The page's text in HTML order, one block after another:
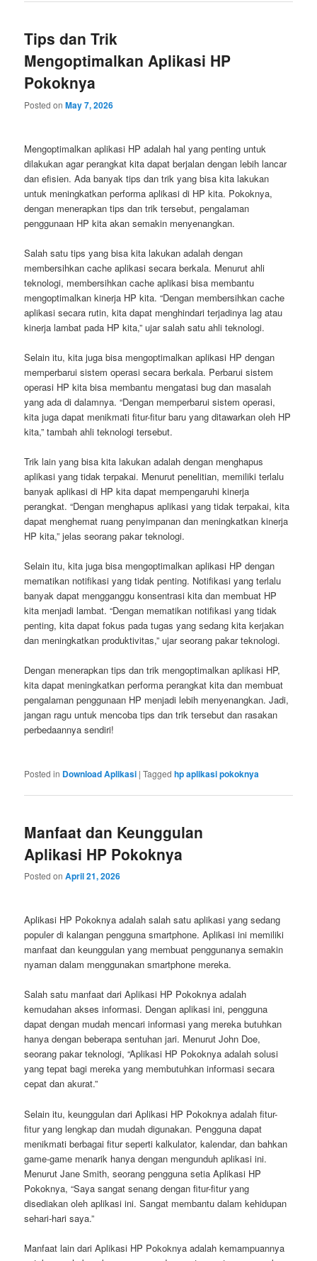
Tips dan Trik
Mengoptimalkan Aplikasi HP
Pokoknya
Posted onMay 7, 2026
Mengoptimalkan aplikasi HP adalah hal yang penting untuk
dilakukan agar perangkat kita dapat berjalan dengan lebih lancar
dan efisien. Ada banyak tips dan trik yang bisa kita lakukan
untuk meningkatkan performa aplikasi di HP kita. Pokoknya,
dengan menerapkan tips dan trik tersebut, pengalaman
penggunaan HP kita akan semakin menyenangkan.
Salah satu tips yang bisa kita lakukan adalah dengan
membersihkan cache aplikasi secara berkala. Menurut ahli
teknologi, membersihkan cache aplikasi bisa membantu
mengoptimalkan kinerja HP kita. “Dengan membersihkan cache
aplikasi secara rutin, kita dapat menghindari terjadinya lag atau
kinerja lambat pada HP kita,” ujar salah satu ahli teknologi.
Selain itu, kita juga bisa mengoptimalkan aplikasi HP dengan
memperbarui sistem operasi secara berkala. Perbarui sistem
operasi HP kita bisa membantu mengatasi bug dan masalah
yang ada di dalamnya. “Dengan memperbarui sistem operasi,
kita juga dapat menikmati fitur-fitur baru yang ditawarkan oleh HP
kita,” tambah ahli teknologi tersebut.
Trik lain yang bisa kita lakukan adalah dengan menghapus
aplikasi yang tidak terpakai. Menurut penelitian, memiliki terlalu
banyak aplikasi di HP kita dapat mempengaruhi kinerja
perangkat. “Dengan menghapus aplikasi yang tidak terpakai, kita
dapat menghemat ruang penyimpanan dan meningkatkan kinerja
HP kita,” jelas seorang pakar teknologi.
Selain itu, kita juga bisa mengoptimalkan aplikasi HP dengan
mematikan notifikasi yang tidak penting. Notifikasi yang terlalu
banyak dapat mengganggu konsentrasi kita dan membuat HP
kita menjadi lambat. “Dengan mematikan notifikasi yang tidak
penting, kita dapat fokus pada tugas yang sedang kita kerjakan
dan meningkatkan produktivitas,” ujar seorang pakar teknologi.
Dengan menerapkan tips dan trik mengoptimalkan aplikasi HP,
kita dapat meningkatkan performa perangkat kita dan membuat
pengalaman penggunaan HP menjadi lebih menyenangkan. Jadi,
jangan ragu untuk mencoba tips dan trik tersebut dan rasakan
perbedaannya sendiri!
Posted in Download Aplikasi |Tagged hp aplikasi pokoknya
Manfaat dan Keunggulan
Aplikasi HP Pokoknya
Posted onApril 21, 2026
Aplikasi HP Pokoknya adalah salah satu aplikasi yang sedang
populer di kalangan pengguna smartphone. Aplikasi ini memiliki
manfaat dan keunggulan yang membuat penggunanya semakin
nyaman dalam menggunakan smartphone mereka.
Salah satu manfaat dari Aplikasi HP Pokoknya adalah
kemudahan akses informasi. Dengan aplikasi ini, pengguna
dapat dengan mudah mencari informasi yang mereka butuhkan
hanya dengan beberapa sentuhan jari. Menurut John Doe,
seorang pakar teknologi, “Aplikasi HP Pokoknya adalah solusi
yang tepat bagi mereka yang membutuhkan informasi secara
cepat dan akurat.”
Selain itu, keunggulan dari Aplikasi HP Pokoknya adalah fitur-
fitur yang lengkap dan mudah digunakan. Pengguna dapat
menikmati berbagai fitur seperti kalkulator, kalendar, dan bahkan
game-game menarik hanya dengan mengunduh aplikasi ini.
Menurut Jane Smith, seorang pengguna setia Aplikasi HP
Pokoknya, “Saya sangat senang dengan fitur-fitur yang
disediakan oleh aplikasi ini. Sangat membantu dalam kehidupan
sehari-hari saya.”
Manfaat lain dari Aplikasi HP Pokoknya adalah kemampuannya